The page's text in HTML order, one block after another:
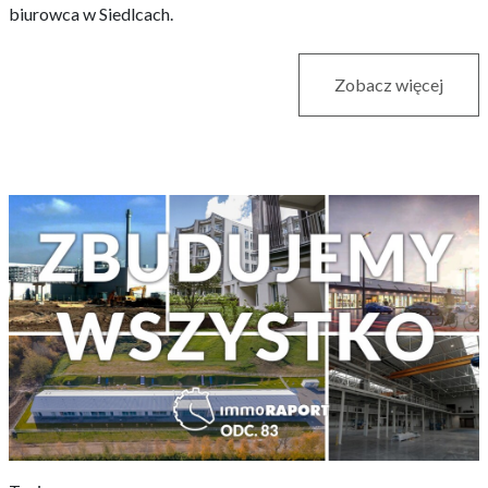
biurowca w Siedlcach.
Zobacz więcej